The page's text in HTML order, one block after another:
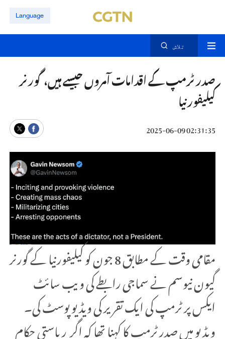
Language
تلاش
صدر ٹرمپ کے اقدامات آمروں جیسے ہیں، گورنر
کیلیفورنیا
02:31:35 2025-06-09
مقامی وقت کے مطابق 8 جون کو کیلیفورنیا کے گورنر
گیون نیوسم نے سماجی رابطے کی ویب سائٹ
ایکس پر ٹرمپ کی ایک تقریر کی ویڈیو پوسٹ کی۔
ویڈیو میں صدر ٹرمپ کا کہنا تھا کہ اگر ریاستی حکام